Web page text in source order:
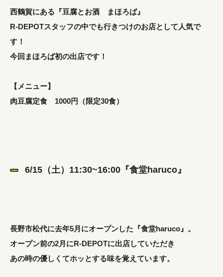
西鶴賀にある『豆腐とお酒 まほろば』
R-DEPOTスタッフの中でも行きつけのお店として人気で
す！
今回まほろば初の出店です！
【メニュー】
肉豆腐定食 1000円（限定30食）
6/15（土）11:30~16:00『食堂haruco』
長野市松代に去年5月にオープンした『食堂haruco』。
オープン前の2月にR-DEPOTに出店していただき
あの時の優しくてホッとする味を覚えています。